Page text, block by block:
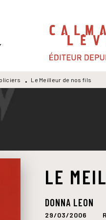
• Le Meilleur de nos fils
LE
DONNA LEON
29/03/2006